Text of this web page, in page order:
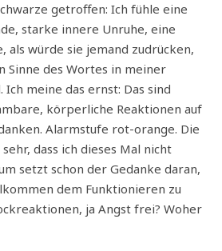
getroffen: Ich fühle eine
starke innere Unruhe, eine
als würde sie jemand zudrücken,
Sinne des Wortes in meiner
meine das ernst: Das sind
körperliche Reaktionen auf
Alarmstufe rot-orange. Die
dass ich dieses Mal nicht
setzt schon der Gedanke daran,
dem Funktionieren zu
ja Angst frei? Woher